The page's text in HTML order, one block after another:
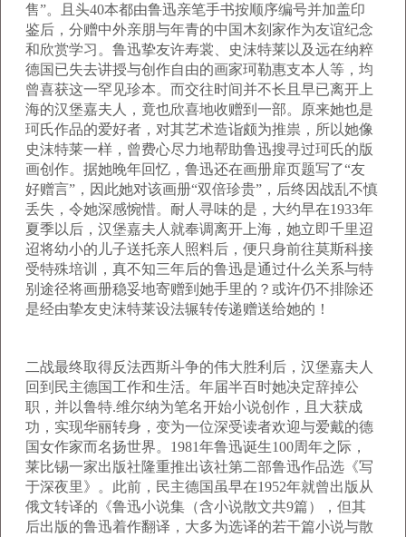
售”。且头40本都由鲁迅亲笔手书按顺序编号并加盖印
鉴后，分赠中外亲朋与年青的中国木刻家作为友谊纪念
和欣赏学习。鲁迅挚友许寿裳、史沫特莱以及远在纳粹
德国已失去讲授与创作自由的画家珂勒惠支本人等，均
曾喜获这一罕见珍本。而交往时间并不长且早已离开上
海的汉堡嘉夫人，竟也欣喜地收赠到一部。原来她也是
珂氏作品的爱好者，对其艺术造诣颇为推祟，所以她像
史沫特莱一样，曾费心尽力地帮助鲁迅搜寻过珂氏的版
画创作。据她晚年回忆，鲁迅还在画册扉页题写了“友
好赠言”，因此她对该画册“双倍珍贵”，后终因战乱不慎
丢失，令她深感惋惜。耐人寻味的是，大约早在1933年
夏季以后，汉堡嘉夫人就奉调离开上海，她立即千里迢
迢将幼小的儿子送托亲人照料后，便只身前往莫斯科接
受特殊培训，真不知三年后的鲁迅是通过什么关系与特
别途径将画册稳妥地寄赠到她手里的？或许仍不排除还
是经由挚友史沫特莱设法辗转传递赠送给她的！
二战最终取得反法西斯斗争的伟大胜利后，汉堡嘉夫人
回到民主德国工作和生活。年届半百时她决定辞掉公
职，并以鲁特.维尔纳为笔名开始小说创作，且大获成
功，实现华丽转身，变为一位深受读者欢迎与爱戴的德
国女作家而名扬世界。1981年鲁迅诞生100周年之际，
莱比锡一家出版社隆重推出该社第二部鲁迅作品选《写
于深夜里》。此前，民主德国虽早在1952年就曾出版从
俄文转译的《鲁迅小说集（含小说散文共9篇），但其
后出版的鲁迅着作翻译，大多为选译的若干篇小说与散